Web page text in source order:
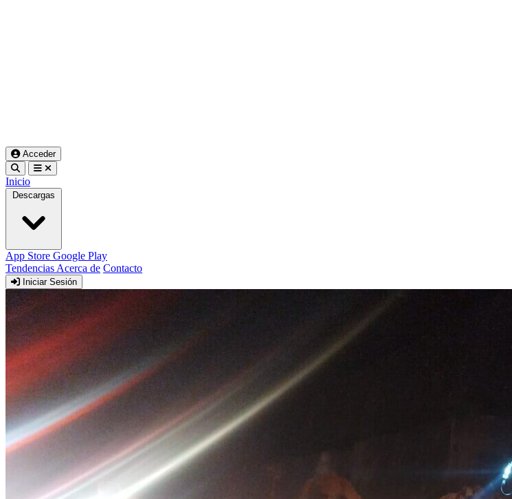
Acceder
Inicio
Descargas
App Store Google Play
Tendencias Acerca de Contacto
Iniciar Sesión